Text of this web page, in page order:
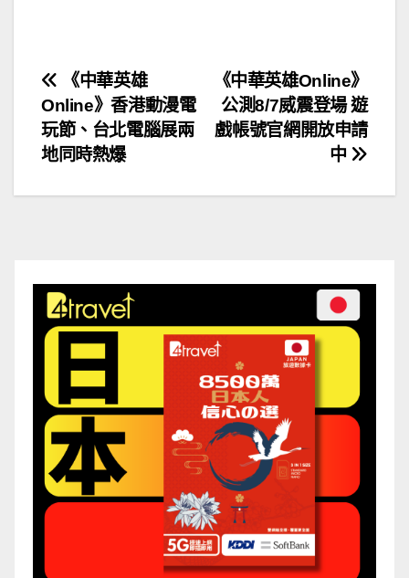
文
章
導
覽
《中華英雄Online》
公測8/7威震登場 遊
戲帳號官網開放申請
中
《中華英雄
Online》香港動漫電
玩節、台北電腦展兩
地同時熱爆